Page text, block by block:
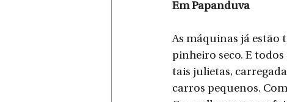
Em Papanduva
As máquinas já estão
pinheiro seco. E
tais julietas,
carros pequenos.